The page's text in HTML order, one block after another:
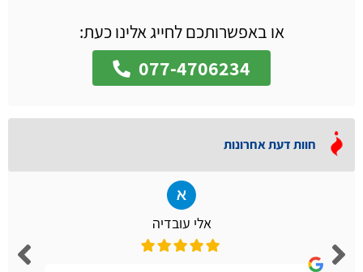
או באפשרותכם לחייג אלינו כעת:
077-4706234
חוות דעת אחרונות
אלי עובדיה